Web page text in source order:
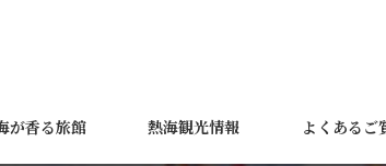
が香る旅館 熱海観光情報 よくあるご